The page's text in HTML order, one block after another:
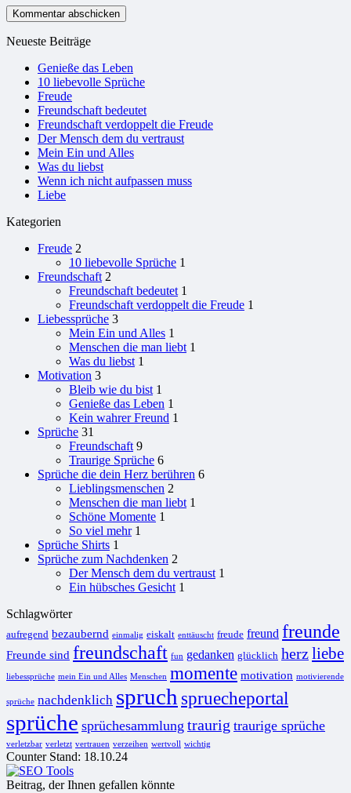
Neueste Beiträge
Genieße das Leben
10 liebevolle Sprüche
Freude
Freundschaft bedeutet
Freundschaft verdoppelt die Freude
Der Mensch dem du vertraust
Mein Ein und Alles
Was du liebst
Wenn ich nicht aufpassen muss
Liebe
Kategorien
Freude 2
10 liebevolle Sprüche 1
Freundschaft 2
Freundschaft bedeutet 1
Freundschaft verdoppelt die Freude 1
Liebessprüche 3
Mein Ein und Alles 1
Menschen die man liebt 1
Was du liebst 1
Motivation 3
Bleib wie du bist 1
Genieße das Leben 1
Kein wahrer Freund 1
Sprüche 31
Freundschaft 9
Traurige Sprüche 6
Sprüche die dein Herz berühren 6
Lieblingsmenschen 2
Menschen die man liebt 1
Schöne Momente 1
So viel mehr 1
Sprüche Shirts 1
Sprüche zum Nachdenken 2
Der Mensch dem du vertraust 1
Ein hübsches Gesicht 1
Schlagwörter
aufregend bezaubernd einmalig eiskalt enttäuscht freude freund freunde
Freunde sind freundschaft fun gedanken glücklich herzliebe
liebessprüche mein Ein und Alles Menschen momente motivation motivierende
sprüche nachdenklich spruch spruecheportal
sprüche sprüchesammlung traurig traurige sprüche
verletzbar verletzt vertrauen verzeihen wertvoll wichtig
Counter Stand: 18.10.24
Beitrag, der Ihnen gefallen könnte